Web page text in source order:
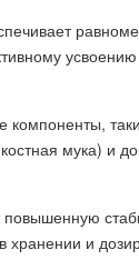
мука) и
и